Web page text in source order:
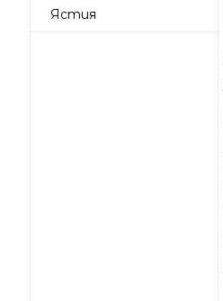
Ястия